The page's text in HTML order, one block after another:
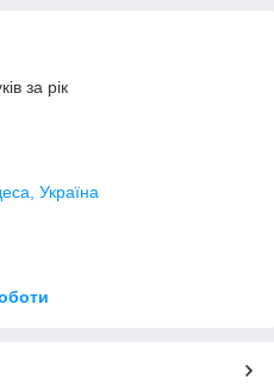
за рік
Україна